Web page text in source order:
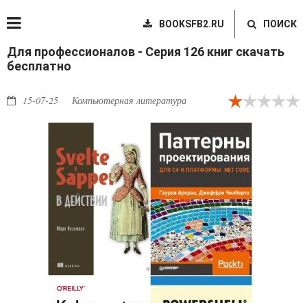
BOOKSFB2.RU ПОИСК
Для профессионалов - Серия 126 книг скачать
бесплатно
15-07-25 Компьютерная литература